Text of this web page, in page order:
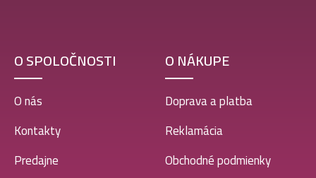
O SPOLOČNOSTI
O nás
Kontakty
Predajne
O NÁKUPE
Doprava a platba
Reklamácia
Obchodné podmienky